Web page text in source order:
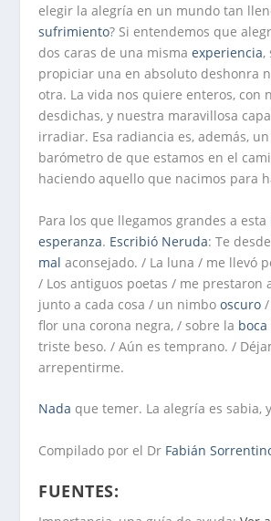
elegir la alegría en un mundo tan
sufrimiento? Si entendemos que
dos caras de una mismaexperiencia,
propiciar una en absoluto deshonra
otra. La vida nos quiere enteros, con
desdichas, y nuestra maravillosa
irradiar. Esa radiancia es, además,
barómetro de que estamos en el
haciendo aquello que nacimos para
Para los que llegamos grandes a esta
esperanza. Escribió Neruda: Te
mal aconsejado. / La luna / me llevó
/ Los antiguos poetas / me prestaron
junto a cada cosa / un nimbooscuro
flor una corona negra, / sobre la boca
triste beso. / Aún es temprano. /
arrepentirme.
Nada que temer. La alegría es sabia,
Compilado por el Dr Fabián
FUENTES: